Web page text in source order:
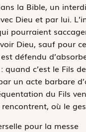
la Bible, un
Dieu et par lui.
pourraient
Dieu, sauf pour
défendu
quand c’est le Fils
un acte barbare
du Fils
où le
pour la messe